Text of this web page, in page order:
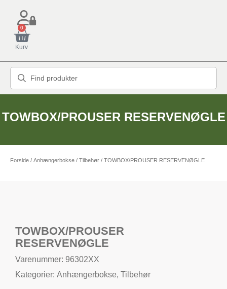
0
Kurv
TOWBOX/PROUSER RESERVENØGLE
Forside / Anhængerbokse / Tilbehør / TOWBOX/PROUSER RESERVENØGLE
TOWBOX/PROUSER
RESERVENØGLE
Varenummer: 96302XX
Kategorier: Anhængerbokse, Tilbehør